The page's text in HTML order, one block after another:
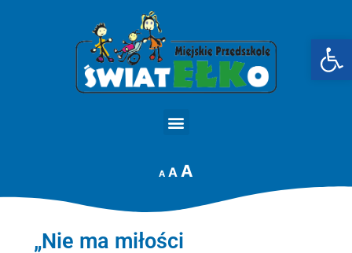
A A A
„Nie ma miłości